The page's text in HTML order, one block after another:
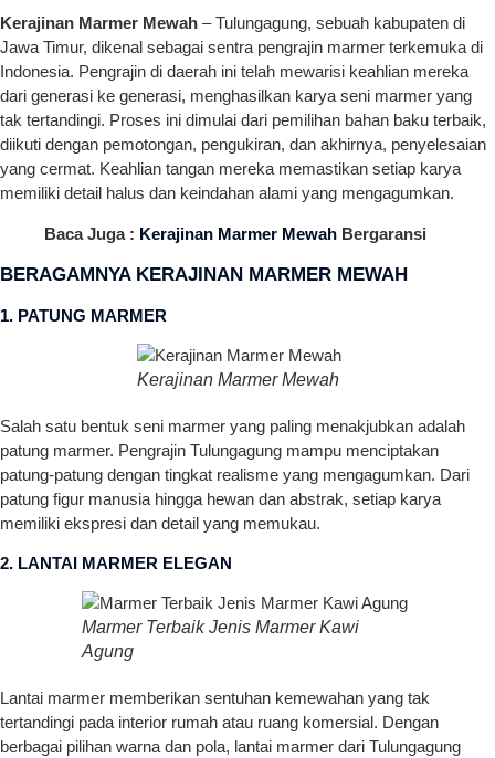
Kerajinan Marmer Mewah – Tulungagung, sebuah kabupaten di
Jawa Timur, dikenal sebagai sentra pengrajin marmer terkemuka di
Indonesia. Pengrajin di daerah ini telah mewarisi keahlian mereka
dari generasi ke generasi, menghasilkan karya seni marmer yang
tak tertandingi. Proses ini dimulai dari pemilihan bahan baku terbaik,
diikuti dengan pemotongan, pengukiran, dan akhirnya, penyelesaian
yang cermat. Keahlian tangan mereka memastikan setiap karya
memiliki detail halus dan keindahan alami yang mengagumkan.
Baca Juga : Kerajinan Marmer Mewah Bergaransi
BERAGAMNYA KERAJINAN MARMER MEWAH
1. PATUNG MARMER
Kerajinan Marmer Mewah
Salah satu bentuk seni marmer yang paling menakjubkan adalah
patung marmer. Pengrajin Tulungagung mampu menciptakan
patung-patung dengan tingkat realisme yang mengagumkan. Dari
patung figur manusia hingga hewan dan abstrak, setiap karya
memiliki ekspresi dan detail yang memukau.
2. LANTAI MARMER ELEGAN
Marmer Terbaik Jenis Marmer Kawi
Agung
Lantai marmer memberikan sentuhan kemewahan yang tak
tertandingi pada interior rumah atau ruang komersial. Dengan
berbagai pilihan warna dan pola, lantai marmer dari Tulungagung